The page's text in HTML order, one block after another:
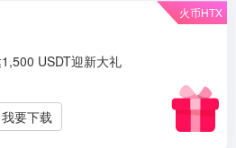
火币HTX
USDT迎新大礼
我要下载